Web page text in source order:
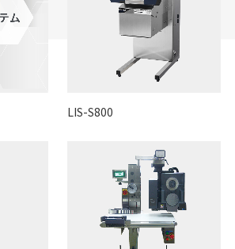
LIS-S800